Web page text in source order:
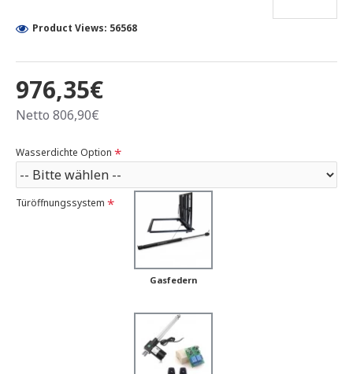
976,35€
Netto 806,90€
Product Views: 56568
Wasserdichte Option
Türöffnungssystem
Gasfedern